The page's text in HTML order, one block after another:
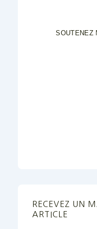
SOUTENEZ
RECEVEZ UN
ARTICLE